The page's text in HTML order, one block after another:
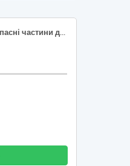
Автомобільні запчастини (запасні частини до вантажних транспортних засобів, фургонів та легкових автомобілів)